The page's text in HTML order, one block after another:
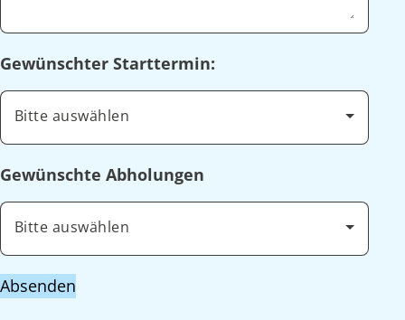
Gewünschter Starttermin:
Bitte auswählen
Gewünschte Abholungen
Bitte auswählen
Absenden